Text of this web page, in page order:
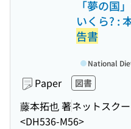
「夢の国
いくら? :
告書
Paper 図書
藤本拓也 著ネットスク
<DH536-M56>
National